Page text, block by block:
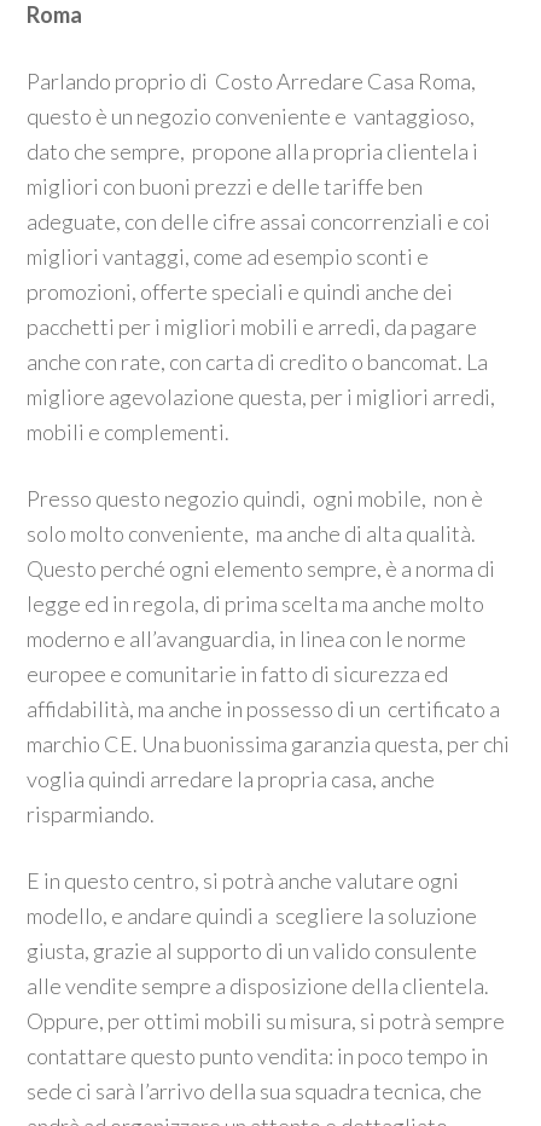
Roma
Parlando proprio di Costo Arredare Casa Roma,
questo è un negozio conveniente e vantaggioso,
dato che sempre, propone alla propria clientela i
migliori con buoni prezzi e delle tariffe ben
adeguate, con delle cifre assai concorrenziali e coi
migliori vantaggi, come ad esempio sconti e
promozioni, offerte speciali e quindi anche dei
pacchetti per i migliori mobili e arredi, da pagare
anche con rate, con carta di credito o bancomat. La
migliore agevolazione questa, per i migliori arredi,
mobili e complementi.
Presso questo negozio quindi, ogni mobile, non è
solo molto conveniente, ma anche di alta qualità.
Questo perché ogni elemento sempre, è a norma di
legge ed in regola, di prima scelta ma anche molto
moderno e all’avanguardia, in linea con le norme
europee e comunitarie in fatto di sicurezza ed
affidabilità, ma anche in possesso di un certificato a
marchio CE. Una buonissima garanzia questa, per chi
voglia quindi arredare la propria casa, anche
risparmiando.
E in questo centro, si potrà anche valutare ogni
modello, e andare quindi a scegliere la soluzione
giusta, grazie al supporto di un valido consulente
alle vendite sempre a disposizione della clientela.
Oppure, per ottimi mobili su misura, si potrà sempre
contattare questo punto vendita: in poco tempo in
sede ci sarà l’arrivo della sua squadra tecnica, che